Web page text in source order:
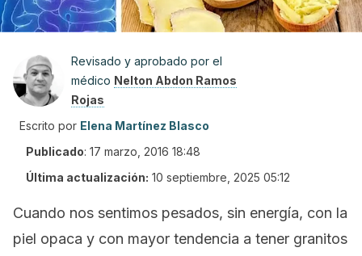
Revisado y aprobado por el
médico Nelton Abdon Ramos
Rojas
Escrito por Elena Martínez Blasco
Publicado: 17 marzo, 2016 18:48
Última actualización: 10 septiembre, 2025 05:12
Cuando nos sentimos pesados, sin energía, con la
piel opaca y con mayor tendencia a tener granitos